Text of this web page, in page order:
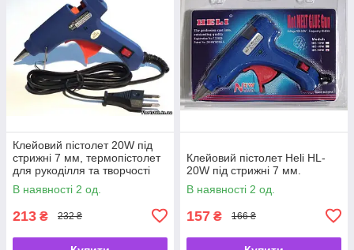
Клейовий пістолет 20W під
стрижні 7 мм, термопістолет
для рукоділля та творчості
HL-E20W
В наявності 2 од.
213 ₴ 232 ₴
Клейовий пістолет Heli HL-
20W під стрижні 7 мм.
В наявності 2 од.
157 ₴ 166 ₴